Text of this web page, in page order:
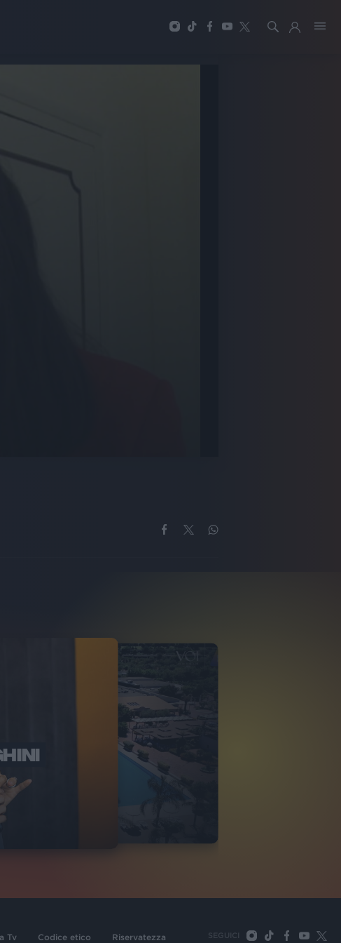
ITALIA
TANKA VILLAGE
Tv Codice etico Riservatezza SEGUICI